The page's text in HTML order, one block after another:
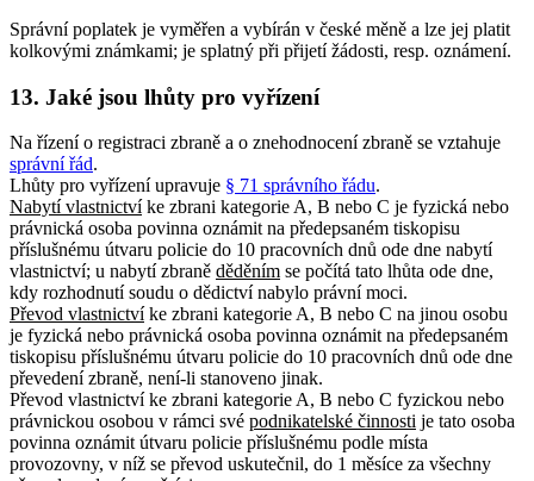
Správní poplatek je vyměřen a vybírán v české měně a lze jej platit
kolkovými známkami; je splatný při přijetí žádosti, resp. oznámení.
13. Jaké jsou lhůty pro vyřízení
Na řízení o registraci zbraně a o znehodnocení zbraně se vztahuje
správní řád.
Lhůty pro vyřízení upravuje § 71 správního řádu.
Nabytí vlastnictvíke zbrani kategorie A, B nebo C je fyzická nebo
právnická osoba povinna oznámit na předepsaném tiskopisu
příslušnému útvaru policie do 10 pracovních dnů ode dne nabytí
vlastnictví; u nabytí zbraně děděním se počítá tato lhůta ode dne,
kdy rozhodnutí soudu o dědictví nabylo právní moci.
Převod vlastnictvíke zbrani kategorie A, B nebo C na jinou osobu
je fyzická nebo právnická osoba povinna oznámit na předepsaném
tiskopisu příslušnému útvaru policie do 10 pracovních dnů ode dne
převedení zbraně, není-li stanoveno jinak.
Převod vlastnictví ke zbrani kategorie A, B nebo C fyzickou nebo
právnickou osobou v rámci své podnikatelské činnosti je tato osoba
povinna oznámit útvaru policie příslušnému podle místa
provozovny, v níž se převod uskutečnil, do 1 měsíce za všechny